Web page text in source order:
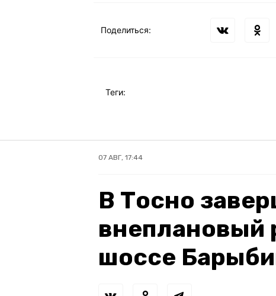
Поделиться:
Теги:
07 АВГ, 17:44
В Тосно
внеплановый
шоссе